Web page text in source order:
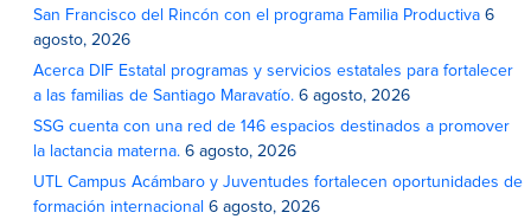
San Francisco del Rincón con el programa Familia Productiva 6
agosto, 2026
Acerca DIF Estatal programas y servicios estatales para fortalecer
a las familias de Santiago Maravatío. 6 agosto, 2026
SSG cuenta con una red de 146 espacios destinados a promover
la lactancia materna. 6 agosto, 2026
UTL Campus Acámbaro y Juventudes fortalecen oportunidades de
formación internacional 6 agosto, 2026